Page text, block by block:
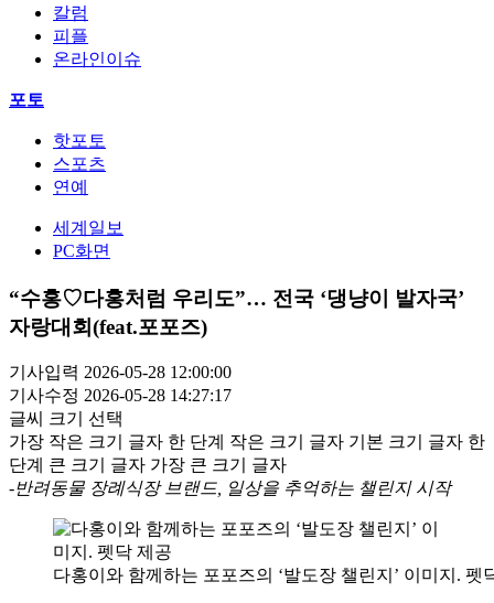
칼럼
피플
온라인이슈
포토
핫포토
스포츠
연예
세계일보
PC화면
“수홍♡다홍처럼 우리도”… 전국 ‘댕냥이 발자국’
자랑대회(feat.포포즈)
기사입력 2026-05-28 12:00:00
기사수정 2026-05-28 14:27:17
글씨 크기 선택
가장 작은 크기 글자 한 단계 작은 크기 글자 기본 크기 글자 한
단계 큰 크기 글자 가장 큰 크기 글자
-반려동물 장례식장 브랜드, 일상을 추억하는 챌린지 시작
다홍이와 함께하는 포포즈의 ‘발도장 챌린지’ 이미지. 펫